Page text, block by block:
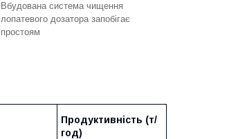
Вбудована система чищення
лопатевого дозатора запобігає
простоям
Продуктивність (т/
год)